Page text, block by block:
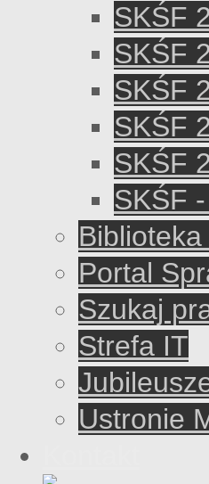
SKŚF
SKŚF
SKŚF
SKŚF
SKŚF
SKŚF
Biblioteka
Portal
Szukaj
Strefa IT
Ustronie